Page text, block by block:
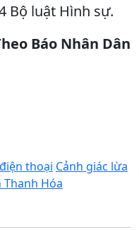
Bộ luật Hình sự.
Báo Nhân Dân
thoại Cảnh giác lừa
Thanh Hóa